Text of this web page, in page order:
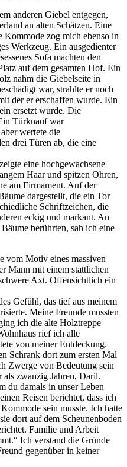
anderen Giebel entgegen,
an alten Schätzen. Eine
Kommode zog mich ebenso in
Werkzeug. Ein ausgedienter
Sofa machten den
auf dem gesamten Hof. Ein
nahm die Giebelseite in
war, strahlte er noch
der er erschaffen wurde. Ein
ersetzt wurde. Die
Türknauf war
wertete die
drei Türen ab, die eine
eine hochgewachsene
Haar und spitzen Ohren,
am Firmament. Auf der
dargestellt, die ein Tor
Schriftzeichen, die
eckig und markant. An
berührten, sah ich eine
vom Motiv eines massiven
Mann mit einem stattlichen
Axt. Offensichtlich ein
Gefühl, das tief aus meinem
Meine Freunde mussten
ich die alte Holztreppe
rief ich alle
von meiner Entdeckung.
Schrank dort zum ersten Mal
Zwerge von Bedeutung sein
als zwanzig Jahren, Daril.
du damals in unser Leben
Reisen berichtet, dass ich
sein musste. Ich hatte
dort auf dem Scheunenboden
Familie und Arbeit
Ich verstand die Gründe
gegenüber in keiner